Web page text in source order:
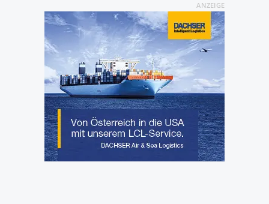
ANZEIGE